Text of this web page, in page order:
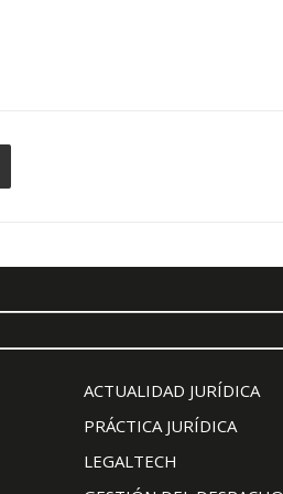
ACTUALIDAD JURÍDICA
PRÁCTICA JURÍDICA
LEGALTECH